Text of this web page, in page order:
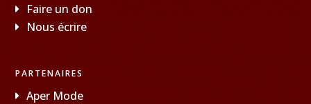
Faire un don
Nous écrire
PARTENAIRES
Aper Mode